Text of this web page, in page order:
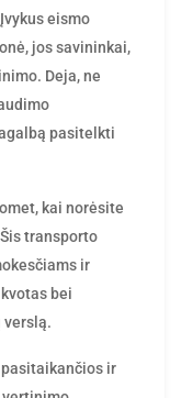
eismo
jos savininkai,
Deja, ne
pasitelkti
kai norėsite
transporto
ir
bei
verslą.
ir